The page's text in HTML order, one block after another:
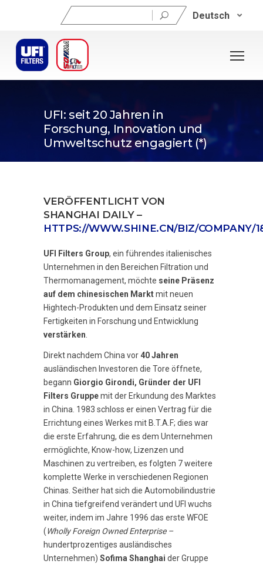
Suchen
nach:
Deutsch
UFI: seit 20 Jahren in
Forschung, Innovation und
Umweltschutz engagiert (*)
28. November 2018
VERÖFFENTLICHT VON
SHANGHAI DAILY –
HTTPS://WWW.SHINE.CN/BIZ/COMPANY/
UFI Filters Group, ein führendes italienisches
Unternehmen in den Bereichen Filtration und
Thermomanagement, möchte seine Präsenz
auf dem chinesischen Marktmit neuen
Hightech-Produkten und dem Einsatz seiner
Fertigkeiten in Forschung und Entwicklung
verstärken.
Direkt nachdem China vor40 Jahren
ausländischen Investoren die Tore öffnete,
begann Giorgio Girondi, Gründer der UFI
Filters Gruppemit der Erkundung des Marktes
in China. 1983 schloss er einen Vertrag für die
Errichtung eines Werkes mit B.T.A.F; dies war
die erste Erfahrung, die es dem Unternehmen
ermöglichte, Know-how, Lizenzen und
Maschinen zu vertreiben, es folgten 7 weitere
komplette Werke in verschiedenen Regionen
Chinas. Seither hat sich die Automobilindustrie
in China tiefgreifend verändert und UFI wuchs
weiter, indem im Jahre 1996 das erste WFOE
(Wholly Foreign Owned Enterprise –
hundertprozentiges ausländisches
Unternehmen) Sofima Shanghai der Gruppe